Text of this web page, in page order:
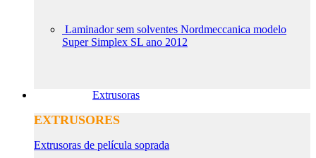
Laminador sem solventes Nordmeccanica modelo
Super Simplex SL ano 2012
Extrusoras
EXTRUSORES
Extrusoras de película soprada